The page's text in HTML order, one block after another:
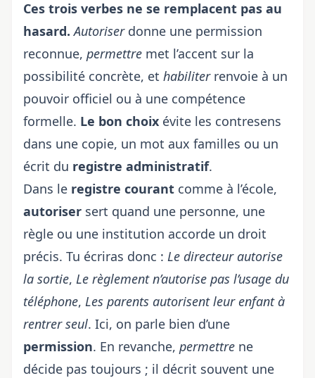
Ces trois verbes ne se remplacent pas au
hasard. Autoriserdonne une permission
reconnue, permettre met l’accent sur la
possibilité concrète, et habiliterrenvoie à un
pouvoir officiel ou à une compétence
formelle. Le bon choix évite les contresens
dans une copie, un mot aux familles ou un
écrit du registre administratif.
Dans le registre courant comme à l’école,
autoriser sert quand une personne, une
règle ou une institution accorde un droit
précis. Tu écriras donc : Le directeur autorise
la sortie, Le règlement n’autorise pas l’usage du
téléphone, Les parents autorisent leur enfant à
rentrer seul. Ici, on parle bien d’une
permission. En revanche, permettre ne
décide pas toujours ; il décrit souvent une